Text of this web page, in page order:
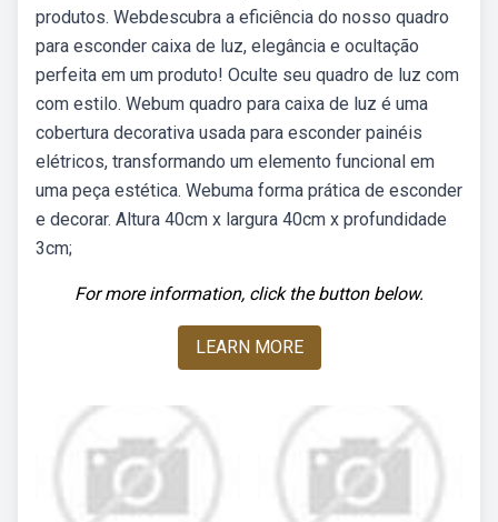
produtos. Webdescubra a eficiência do nosso quadro
para esconder caixa de luz, elegância e ocultação
perfeita em um produto! Oculte seu quadro de luz com
com estilo. Webum quadro para caixa de luz é uma
cobertura decorativa usada para esconder painéis
elétricos, transformando um elemento funcional em
uma peça estética. Webuma forma prática de esconder
e decorar. Altura 40cm x largura 40cm x profundidade
3cm;
For more information, click the button below.
LEARN MORE